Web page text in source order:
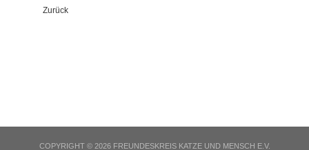
Zurück
COPYRIGHT © 2026 FREUNDESKREIS KATZE UND MENSCH E.V.